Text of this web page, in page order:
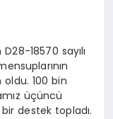
18570 sayılı
100 bin
üçüncü
destek topladı.